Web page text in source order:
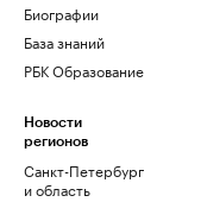
Биографии
База знаний
РБК Образование
Новости
регионов
Санкт-Петербург
и область